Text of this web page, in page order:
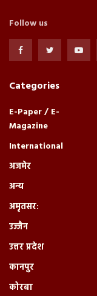
Follow us
Categories
E-Paper / E-
Magazine
International
अजमेर
अन्य
अमृतसर:
उज्जैन
उत्तर प्रदेश
कानपुर
कोरबा